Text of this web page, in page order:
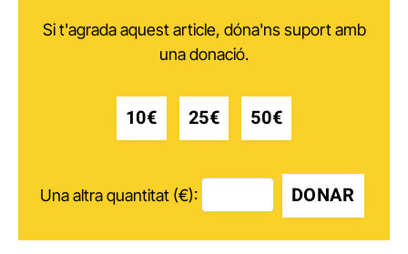
Si t'agrada aquest article, dóna'ns suport amb
una donació.
10€ 25€ 50€
Una altra quantitat (€): DONAR